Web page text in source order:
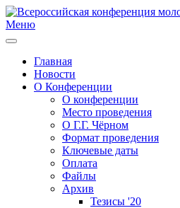
Меню
Главная
Новости
О Конференции
О конференции
Место проведения
О Г.Г. Чёрном
Формат проведения
Ключевые даты
Оплата
Файлы
Архив
Тезисы '20